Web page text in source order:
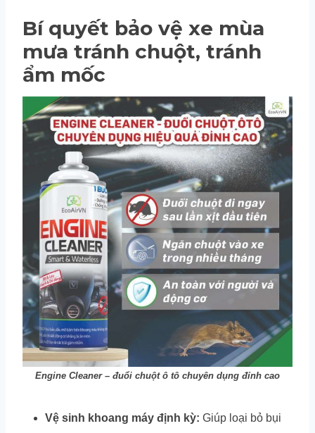
Bí quyết bảo vệ xe mùa
mưa tránh chuột, tránh
ẩm mốc
Engine Cleaner – đuổi chuột ô tô chuyên dụng đỉnh cao
Vệ sinh khoang máy định kỳ: Giúp loại bỏ bụi